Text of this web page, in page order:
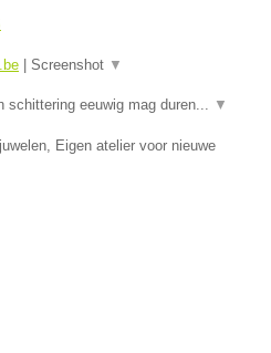
Screenshot ▼
eeuwig mag duren... ▼
Eigen atelier voor nieuwe